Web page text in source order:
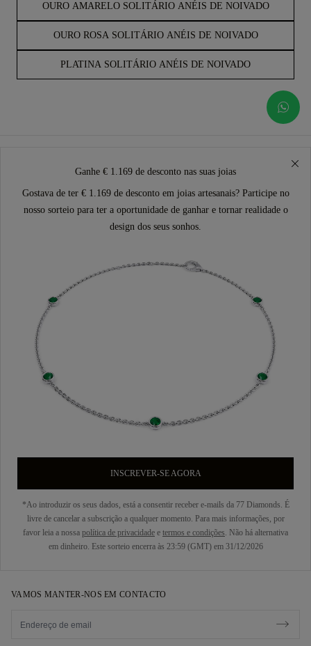
OURO AMARELO SOLITÁRIO ANÉIS DE NOIVADO
OURO ROSA SOLITÁRIO ANÉIS DE NOIVADO
PLATINA SOLITÁRIO ANÉIS DE NOIVADO
Ganhe € 1.169 de desconto nas suas joias
Gostava de ter € 1.169 de desconto em joias artesanais? Participe no
nosso sorteio para ter a oportunidade de ganhar e tornar realidade o
design dos seus sonhos.
INSCREVER-SE AGORA
*Ao introduzir os seus dados, está a consentir receber e-mails da 77 Diamonds. É
livre de cancelar a subscrição a qualquer momento. Para mais informações, por
favor leia a nossa política de privacidade e termos e condições. Não há alternativa
em dinheiro. Este sorteio encerra às 23:59 (GMT) em 31/12/2026
VAMOS MANTER-NOS EM CONTACTO